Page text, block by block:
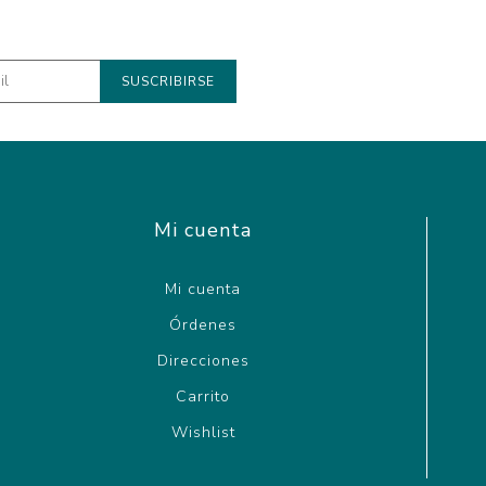
Mi cuenta
Mi cuenta
Órdenes
Direcciones
Carrito
Wishlist